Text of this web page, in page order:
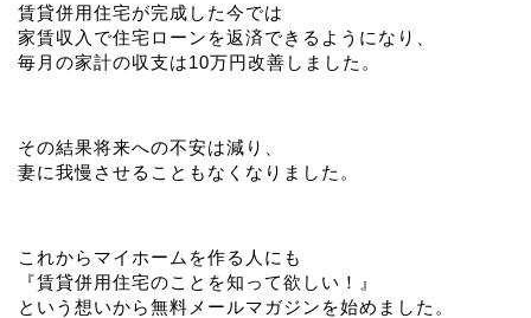
賃貸併用住宅が完成した今では
家賃収入で住宅ローンを返済できるようになり、
毎月の家計の収支は10万円改善しました。
その結果将来への不安は減り、
妻に我慢させることもなくなりました。
これからマイホームを作る人にも
『賃貸併用住宅のことを知って欲しい！』
という想いから無料メールマガジンを始めました。